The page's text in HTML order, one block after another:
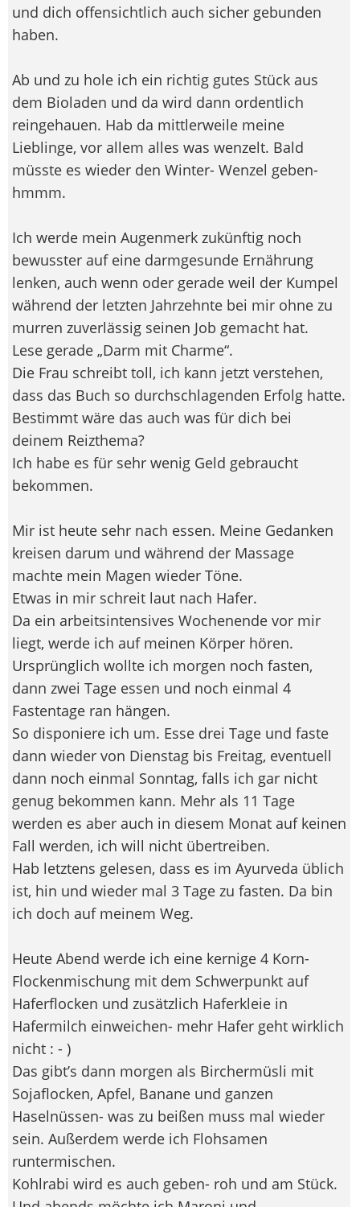
und dich offensichtlich auch sicher gebunden
haben.
Ab und zu hole ich ein richtig gutes Stück aus
dem Bioladen und da wird dann ordentlich
reingehauen. Hab da mittlerweile meine
Lieblinge, vor allem alles was wenzelt. Bald
müsste es wieder den Winter- Wenzel geben-
hmmm.
Ich werde mein Augenmerk zukünftig noch
bewusster auf eine darmgesunde Ernährung
lenken, auch wenn oder gerade weil der Kumpel
während der letzten Jahrzehnte bei mir ohne zu
murren zuverlässig seinen Job gemacht hat.
Lese gerade „Darm mit Charme“.
Die Frau schreibt toll, ich kann jetzt verstehen,
dass das Buch so durchschlagenden Erfolg hatte.
Bestimmt wäre das auch was für dich bei
deinem Reizthema?
Ich habe es für sehr wenig Geld gebraucht
bekommen.
Mir ist heute sehr nach essen. Meine Gedanken
kreisen darum und während der Massage
machte mein Magen wieder Töne.
Etwas in mir schreit laut nach Hafer.
Da ein arbeitsintensives Wochenende vor mir
liegt, werde ich auf meinen Körper hören.
Ursprünglich wollte ich morgen noch fasten,
dann zwei Tage essen und noch einmal 4
Fastentage ran hängen.
So disponiere ich um. Esse drei Tage und faste
dann wieder von Dienstag bis Freitag, eventuell
dann noch einmal Sonntag, falls ich gar nicht
genug bekommen kann. Mehr als 11 Tage
werden es aber auch in diesem Monat auf keinen
Fall werden, ich will nicht übertreiben.
Hab letztens gelesen, dass es im Ayurveda üblich
ist, hin und wieder mal 3 Tage zu fasten. Da bin
ich doch auf meinem Weg.
Heute Abend werde ich eine kernige 4 Korn-
Flockenmischung mit dem Schwerpunkt auf
Haferflocken und zusätzlich Haferkleie in
Hafermilch einweichen- mehr Hafer geht wirklich
nicht : - )
Das gibt’s dann morgen als Birchermüsli mit
Sojaflocken, Apfel, Banane und ganzen
Haselnüssen- was zu beißen muss mal wieder
sein. Außerdem werde ich Flohsamen
runtermischen.
Kohlrabi wird es auch geben- roh und am Stück.